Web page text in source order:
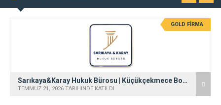
GOLD FİRMA
Sarıkaya&Karay Hukuk Bürosu | Küçükçekmece Boşanma Avukatı | Küçükçekmece Avukat | Ceza Davası Avukatı
TEMMUZ 21, 2026 TARİHİNDE KATILDI